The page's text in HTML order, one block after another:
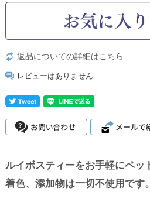
返品についての詳細はこちら
レビューはありません
ルイボスティーをお手軽にペッ
着色、添加物は一切不使用です。